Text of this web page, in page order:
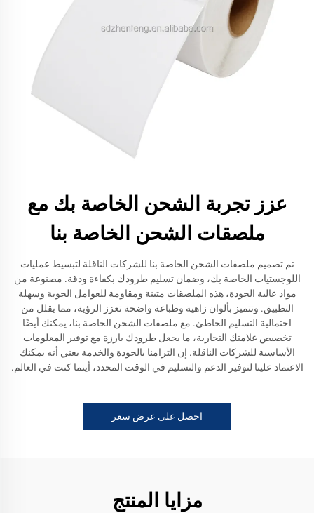
عزز تجربة الشحن الخاصة بك مع
ملصقات الشحن الخاصة بنا
تم تصميم ملصقات الشحن الخاصة بنا للشركات الناقلة لتبسيط عمليات
اللوجستيات الخاصة بك، وضمان تسليم طرودك بكفاءة ودقة. مصنوعة من
مواد عالية الجودة، هذه الملصقات متينة ومقاومة للعوامل الجوية وسهلة
التطبيق. وتتميز بألوان زاهية وطباعة واضحة تعزز الرؤية، مما يقلل من
احتمالية التسليم الخاطئ. مع ملصقات الشحن الخاصة بنا، يمكنك أيضًا
تخصيص علامتك التجارية، ما يجعل طرودك بارزة مع توفير المعلومات
الأساسية للشركات الناقلة. إن التزامنا بالجودة والخدمة يعني أنه يمكنك
الاعتماد علينا لتوفير الدعم والتسليم في الوقت المحدد، أينما كنت في العالم.
احصل على عرض سعر
مزايا المنتج